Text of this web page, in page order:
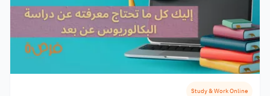
Study & Work Online